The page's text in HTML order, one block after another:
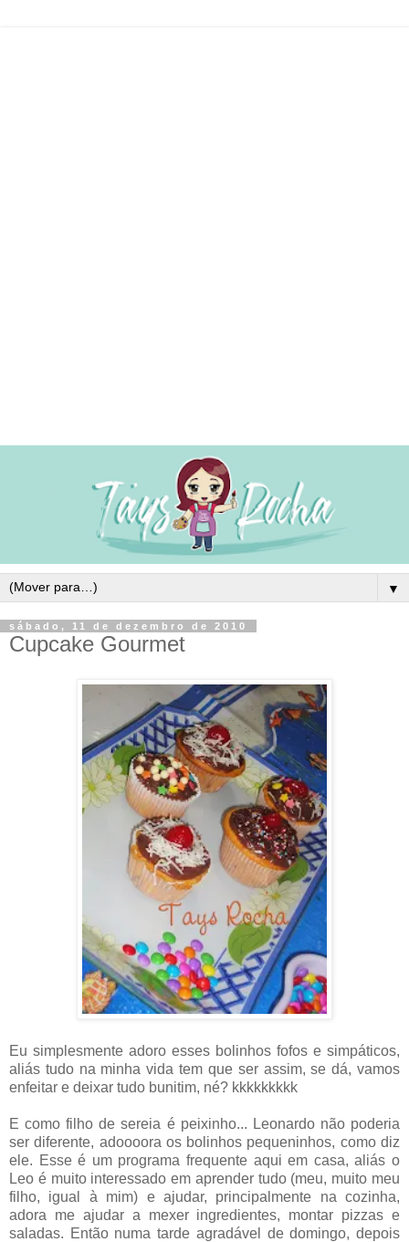
▼
sábado, 11 de dezembro de 2010
Cupcake Gourmet
Eu simplesmente adoro esses bolinhos fofos e simpáticos,
aliás tudo na minha vida tem que ser assim, se dá, vamos
enfeitar e deixar tudo bunitim, né? kkkkkkkkk
E como filho de sereia é peixinho... Leonardo não poderia
ser diferente, adoooora os bolinhos pequeninhos, como diz
ele. Esse é um programa frequente aqui em casa, aliás o
Leo é muito interessado em aprender tudo (meu, muito meu
filho, igual à mim) e ajudar, principalmente na cozinha,
adora me ajudar a mexer ingredientes, montar pizzas e
saladas. Então numa tarde agradável de domingo, depois